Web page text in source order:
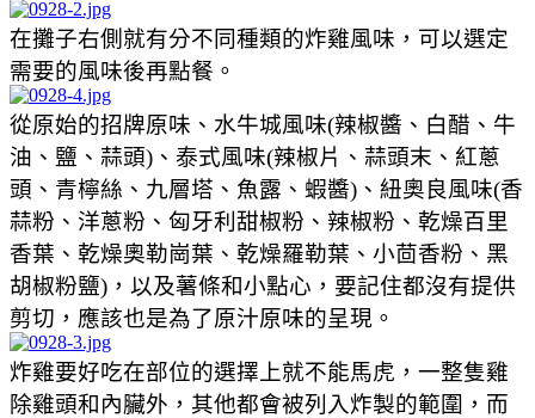
在攤子右側就有分不同種類的炸雞風味，可以選定
需要的風味後再點餐。
從原始的招牌原味、水牛城風味(辣椒醬、白醋、牛
油、鹽、蒜頭)、泰式風味(辣椒片、蒜頭末、紅蔥
頭、青檸絲、九層塔、魚露、蝦醬)、紐奧良風味(香
蒜粉、洋蔥粉、匈牙利甜椒粉、辣椒粉、乾燥百里
香葉、乾燥奧勒崗葉、乾燥羅勒葉、小茴香粉、黑
胡椒粉鹽)，以及薯條和小點心，要記住都沒有提供
剪切，應該也是為了原汁原味的呈現。
炸雞要好吃在部位的選擇上就不能馬虎，一整隻雞
除雞頭和內臟外，其他都會被列入炸製的範圍，而